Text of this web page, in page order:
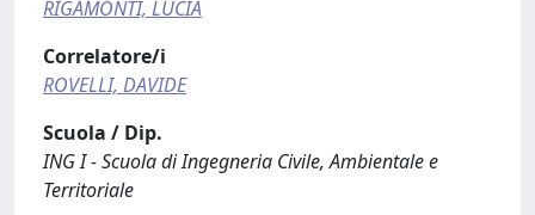
RIGAMONTI, LUCIA
Correlatore/i
ROVELLI, DAVIDE
Scuola / Dip.
ING I - Scuola di Ingegneria Civile, Ambientale e
Territoriale